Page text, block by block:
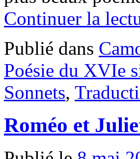
Continuer la
Publié dans
Poésie du XVIe
Sonnets,
Roméo et